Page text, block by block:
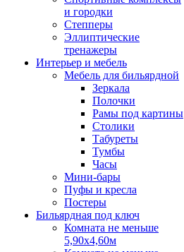
и городки
Степперы
Эллиптические
тренажеры
Интерьер и мебель
Мебель для бильярдной
Зеркала
Полочки
Рамы под картины
Столики
Табуреты
Тумбы
Часы
Мини-бары
Пуфы и кресла
Постеры
Бильярдная под ключ
Комната не меньше
5,90х4,60м